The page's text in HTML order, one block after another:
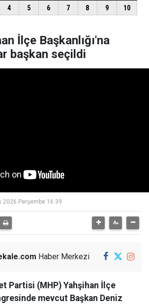
İlçe Başkanlığı'na
başkan seçildi
2026 Perşembe 16:39
Haber Merkezi
Partisi (MHP) Yahşihan İlçe
mevcut Başkan Deniz